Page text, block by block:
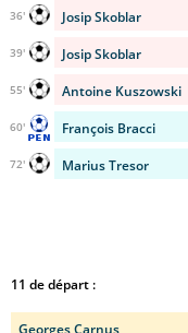
Josip Skoblar
36'
Josip Skoblar
39'
Antoine Kuszowski
55'
François Bracci
60'
Marius Tresor
72'
11 de départ :
Georges Carnus